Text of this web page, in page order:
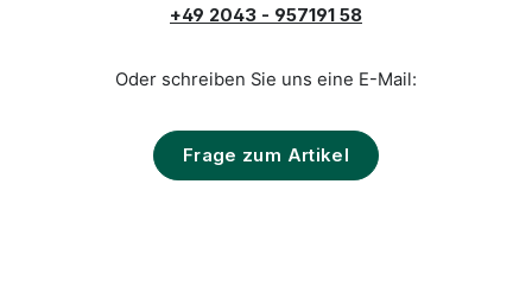
+49 2043 - 957191 58
Oder schreiben Sie uns eine E-Mail:
Frage zum Artikel